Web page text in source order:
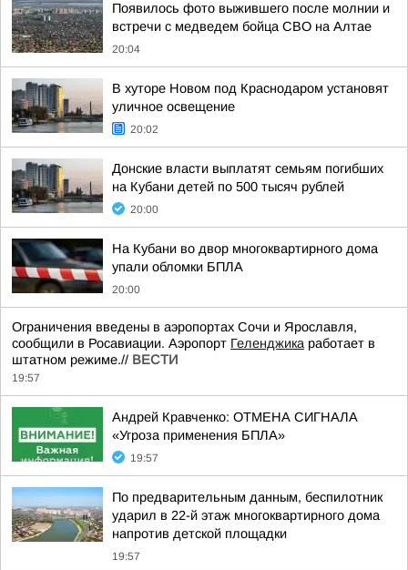
Появилось фото выжившего после молнии и
встречи с медведем бойца СВО на Алтае
20:04
В хуторе Новом под Краснодаром установят
уличное освещение
20:02
Донские власти выплатят семьям погибших
на Кубани детей по 500 тысяч рублей
20:00
На Кубани во двор многоквартирного дома
упали обломки БПЛА
20:00
Ограничения введены в аэропортах Сочи и Ярославля,
сообщили в Росавиации. Аэропорт Геленджика работает в
штатном режиме.// ВЕСТИ
19:57
Андрей Кравченко: ОТМЕНА СИГНАЛА
«Угроза применения БПЛА»
19:57
По предварительным данным, беспилотник
ударил в 22-й этаж многоквартирного дома
напротив детской площадки
19:57